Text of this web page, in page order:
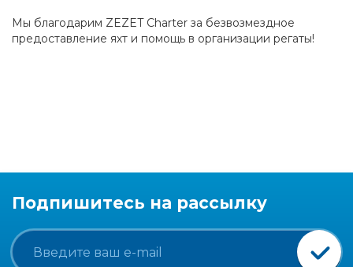
Мы благодарим ZEZET Charter за безвозмездное
предоставление яхт и помощь в организации регаты!
Подпишитесь на рассылку